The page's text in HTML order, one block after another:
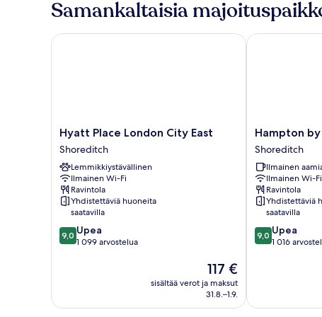
Samankaltaisia
Hyatt
Place
London
City
East
Shoreditch
Hyatt Place London City East
Shoreditch
Lemmikkiystävällinen
Ilmainen Wi-Fi
Ravintola
Yhdistettäviä huoneita
saatavilla
9.0
kautta
9,0 Upea
1 099 arvostelua
Hinta
on
117 €
117 €
sisältää verot ja maksut
31.8.–1.9.
Hyatt Place London City East
Hampton
by
Hilton
London
City
Shoreditch
Hampton
Shoreditch
Ilmainen
Ilmainen Wi-Fi
Ravintola
Yhdistettäviä
saatavilla
9.0
kautta
9,0 Upea
1 016
Hampton by